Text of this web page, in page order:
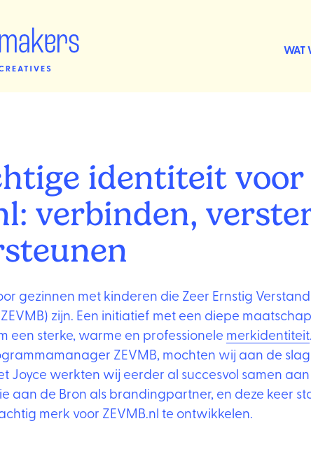
WAT
identiteit voor
verbinden,
gezinnen met kinderen die Zeer Ernstig
zijn. Een initiatief met een diepe
sterke, warme en professionele merkidentiteit
ZEVMB, mochten wij aan de
Joyce werkten wij eerder al succesvol samen aan
aan de Bron als brandingpartner, en deze keer
merk voor ZEVMB.nl te ontwikkelen.